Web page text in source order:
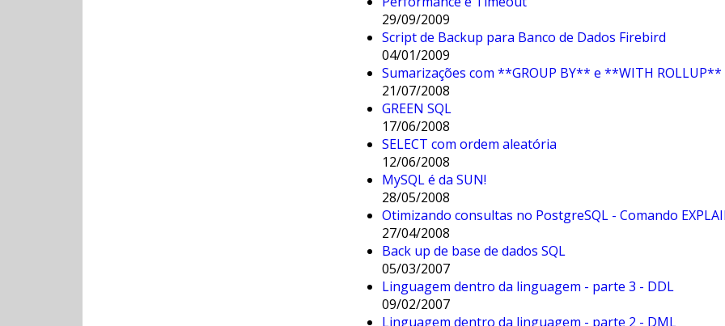
29/09/2009
Script de Backup para Banco de Dados Firebird
04/01/2009
Sumarizações com **GROUP BY** e **WITH ROLLUP**
21/07/2008
GREEN SQL
17/06/2008
SELECT com ordem aleatória
12/06/2008
MySQL é da SUN!
28/05/2008
Otimizando consultas no PostgreSQL - Comando
27/04/2008
Back up de base de dados SQL
05/03/2007
Linguagem dentro da linguagem - parte 3 - DDL
09/02/2007
Linguagem dentro da linguagem - parte 2 - DML